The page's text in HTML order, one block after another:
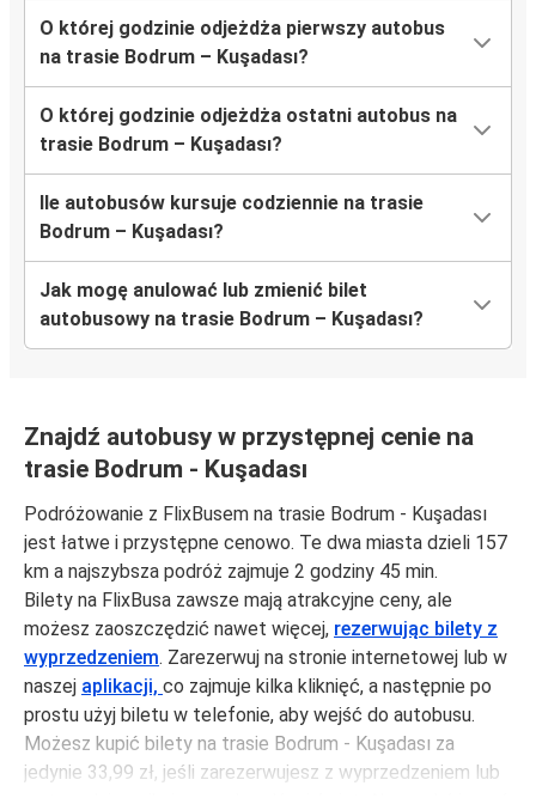
O której godzinie odjeżdża pierwszy autobus
na trasie Bodrum – Kuşadası?
O której godzinie odjeżdża ostatni autobus na
trasie Bodrum – Kuşadası?
Ile autobusów kursuje codziennie na trasie
Bodrum – Kuşadası?
Jak mogę anulować lub zmienić bilet
autobusowy na trasie Bodrum – Kuşadası?
Znajdź autobusy w przystępnej cenie na
trasie Bodrum - Kuşadası
Podróżowanie z FlixBusem na trasie Bodrum - Kuşadası
jest łatwe i przystępne cenowo. Te dwa miasta dzieli 157
km a najszybsza podróż zajmuje 2 godziny 45 min.
Bilety na FlixBusa zawsze mają atrakcyjne ceny, ale
możesz zaoszczędzić nawet więcej, rezerwując bilety z
wyprzedzeniem. Zarezerwuj na stronie internetowej lub w
naszej aplikacji, co zajmuje kilka kliknięć, a następnie po
prostu użyj biletu w telefonie, aby wejść do autobusu.
Możesz kupić bilety na trasie Bodrum - Kuşadası za
jedynie 33,99 zł, jeśli zarezerwujesz z wyprzedzeniem lub